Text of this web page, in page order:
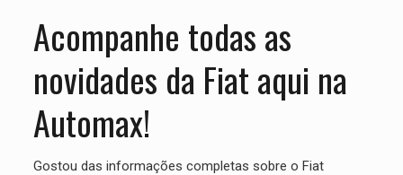
Acompanhe todas as
novidades da Fiat aqui na
Automax!
Gostou das informações completas sobre o Fiat